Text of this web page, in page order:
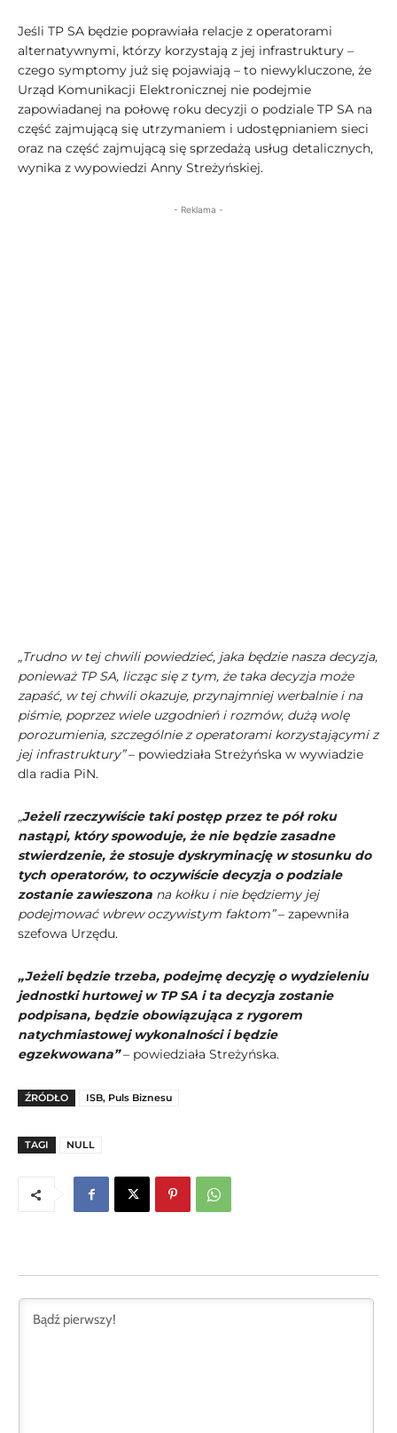
Jeśli TP SA będzie poprawiała relacje z operatorami
alternatywnymi, którzy korzystają z jej infrastruktury –
czego symptomy już się pojawiają – to niewykluczone, że
Urząd Komunikacji Elektronicznej nie podejmie
zapowiadanej na połowę roku decyzji o podziale TP SA na
część zajmującą się utrzymaniem i udostępnianiem sieci
oraz na część zajmującą się sprzedażą usług detalicznych,
wynika z wypowiedzi Anny Streżyńskiej.
- Reklama -
„Trudno w tej chwili powiedzieć, jaka będzie nasza decyzja,
ponieważ TP SA, licząc się z tym, że taka decyzja może
zapaść, w tej chwili okazuje, przynajmniej werbalnie i na
piśmie, poprzez wiele uzgodnień i rozmów, dużą wolę
porozumienia, szczególnie z operatorami korzystającymi z
jej infrastruktury”– powiedziała Streżyńska w wywiadzie
dla radia PiN.
„Jeżeli rzeczywiście taki postęp przez te pół roku
nastąpi, który spowoduje, że nie będzie zasadne
stwierdzenie, że stosuje dyskryminację w stosunku do
tych operatorów, to oczywiście decyzja o podziale
zostanie zawieszona na kołku i nie będziemy jej
podejmować wbrew oczywistym faktom”– zapewniła
szefowa Urzędu.
„Jeżeli będzie trzeba, podejmę decyzję o wydzieleniu
jednostki hurtowej w TP SA i ta decyzja zostanie
podpisana, będzie obowiązująca z rygorem
natychmiastowej wykonalności i będzie
egzekwowana”– powiedziała Streżyńska.
ŹRÓDŁO ISB, Puls Biznesu
TAGI NULL